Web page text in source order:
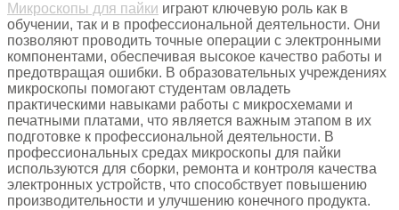
Микроскопы для пайки играют ключевую роль как в
обучении, так и в профессиональной деятельности. Они
позволяют проводить точные операции с электронными
компонентами, обеспечивая высокое качество работы и
предотвращая ошибки. В образовательных учреждениях
микроскопы помогают студентам овладеть
практическими навыками работы с микросхемами и
печатными платами, что является важным этапом в их
подготовке к профессиональной деятельности. В
профессиональных средах микроскопы для пайки
используются для сборки, ремонта и контроля качества
электронных устройств, что способствует повышению
производительности и улучшению конечного продукта.